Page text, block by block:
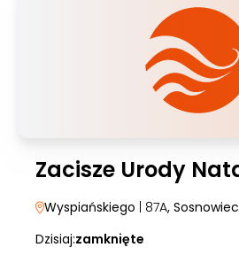
Zacisze Urody
Wyspiańskiego | 87A, Sosnowiec
Dzisiaj:zamknięte